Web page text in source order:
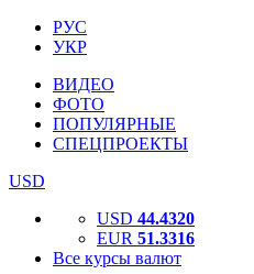
РУС
УКР
ВИДЕО
ФОТО
ПОПУЛЯРНЫЕ
СПЕЦПРОЕКТЫ
USD
USD 44.4320
EUR 51.3316
Все курсы валют